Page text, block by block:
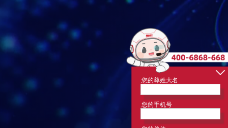
您的尊姓大名
您的手机号